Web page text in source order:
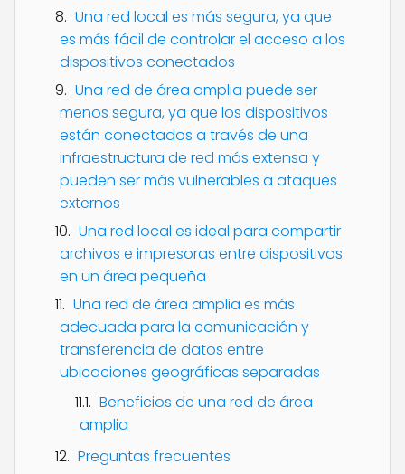
Una red local es más segura, ya que
es más fácil de controlar el acceso a los
dispositivos conectados
Una red de área amplia puede ser
menos segura, ya que los dispositivos
están conectados a través de una
infraestructura de red más extensa y
pueden ser más vulnerables a ataques
externos
Una red local es ideal para compartir
archivos e impresoras entre dispositivos
en un área pequeña
Una red de área amplia es más
adecuada para la comunicación y
transferencia de datos entre
ubicaciones geográficas separadas
Beneficios de una red de área
amplia
Preguntas frecuentes